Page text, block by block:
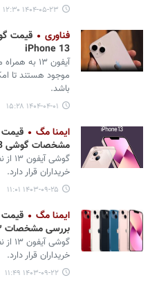
۱۴۰۴-۰۵-۲۳ ۱۲:۳۰
فناوری
iPhone 13
آیفون ۱۳
موجود هستند تا
باشد.
۱۴۰۴-۰۴-۰۱ ۱۵:۲۸
ایمنا مگ
مشخصات گوشی iphone 13
خریداران قرار دارد.
۱۴۰۳-۰۹-۲۵ ۱۱:۰۱
ایمنا مگ
بررسی مشخصات iphone ۱۳
خریداران قرار دارد.
۱۴۰۳-۰۹-۲۲ ۱۱:۴۹